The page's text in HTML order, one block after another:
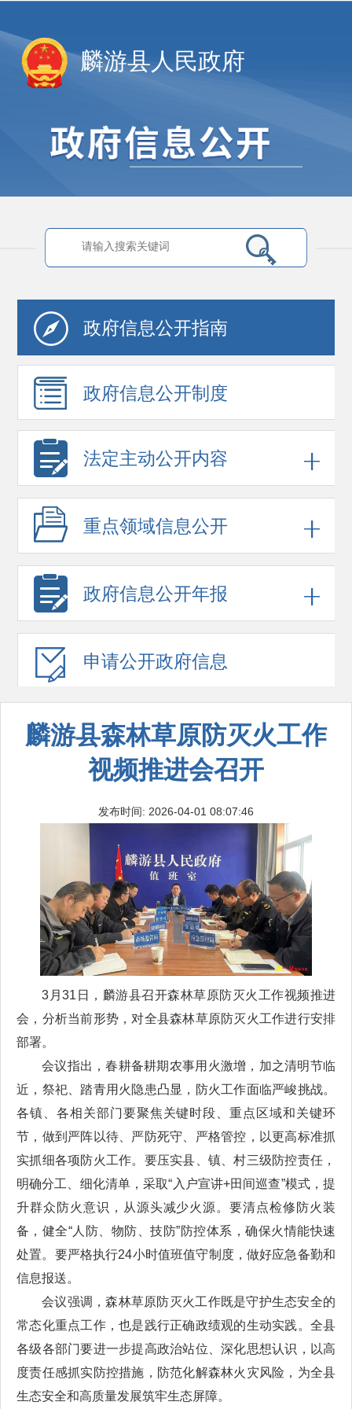
麟游县人民政府
政府信息公开指南
政府信息公开制度
法定主动公开内容
重点领域信息公开
政府信息公开年报
申请公开政府信息
麟游县森林草原防灭火工作
视频推进会召开
发布时间: 2026-04-01 08:07:46
3月31日，麟游县召开森林草原防灭火工作视频推进
会，分析当前形势，对全县森林草原防灭火工作进行安排
部署。
会议指出，春耕备耕期农事用火激增，加之清明节临
近，祭祀、踏青用火隐患凸显，防火工作面临严峻挑战。
各镇、各相关部门要聚焦关键时段、重点区域和关键环
节，做到严阵以待、严防死守、严格管控，以更高标准抓
实抓细各项防火工作。要压实县、镇、村三级防控责任，
明确分工、细化清单，采取“入户宣讲+田间巡查”模式，提
升群众防火意识，从源头减少火源。要清点检修防火装
备，健全“人防、物防、技防”防控体系，确保火情能快速
处置。要严格执行24小时值班值守制度，做好应急备勤和
信息报送。
会议强调，森林草原防灭火工作既是守护生态安全的
常态化重点工作，也是践行正确政绩观的生动实践。全县
各级各部门要进一步提高政治站位、深化思想认识，以高
度责任感抓实防控措施，防范化解森林火灾风险，为全县
生态安全和高质量发展筑牢生态屏障。